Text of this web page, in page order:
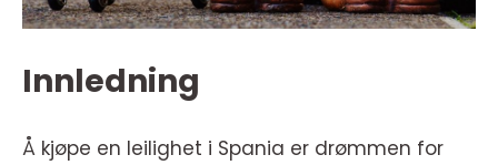
Innledning
Å kjøpe en leilighet i Spania er drømmen for